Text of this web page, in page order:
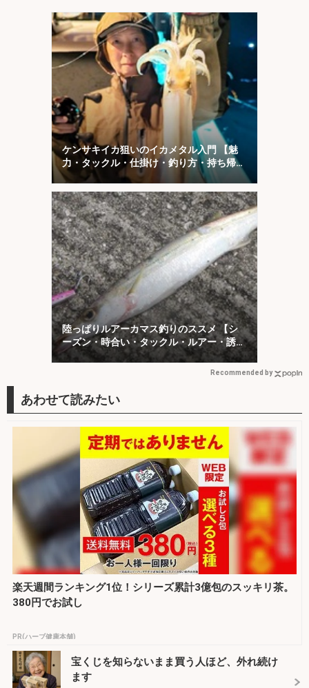
ケンサキイカ狙いのイカメタル入門 【魅
力・タックル・仕掛け・釣り方・持ち帰り
方を解説】
陸っぱりルアーカマス釣りのススメ 【シ
ーズン・時合い・タックル・ルアー・誘い
方を解説】
Recommended by
楽天週間ランキング1位！シリーズ累計3億包のスッキリ茶。
380円でお試し
PR(ハーブ健康本舗)
宝くじを知らないまま買う人ほど、外れ続け
ます